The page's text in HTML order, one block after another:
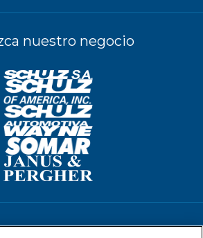
nuestro negocio
Términos de Uso